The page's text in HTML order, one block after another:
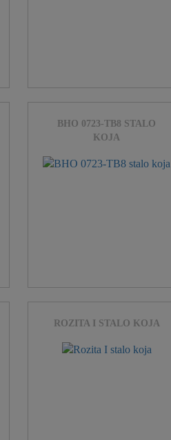
BHO 0723-TB8 STALO
KOJA
ROZITA I STALO KOJA